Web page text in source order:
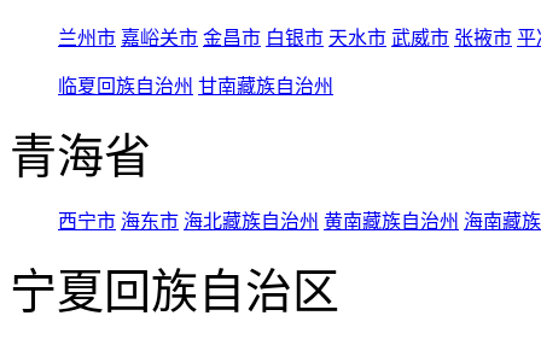
兰州市 嘉峪关市 金昌市 白银市 天水市 武威市 张掖市 平
临夏回族自治州 甘南藏族自治州
青海省
西宁市 海东市 海北藏族自治州 黄南藏族自治州 海南藏
宁夏回族自治区